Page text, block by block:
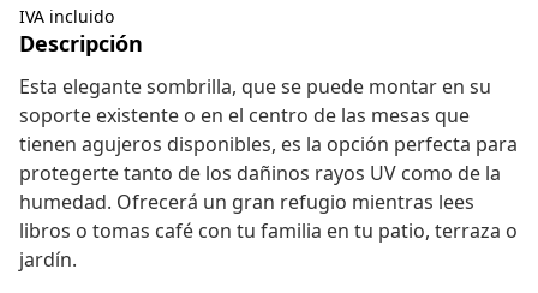
IVA incluido
Descripción
Esta elegante sombrilla, que se puede montar en su
soporte existente o en el centro de las mesas que
tienen agujeros disponibles, es la opción perfecta para
protegerte tanto de los dañinos rayos UV como de la
humedad. Ofrecerá un gran refugio mientras lees
libros o tomas café con tu familia en tu patio, terraza o
jardín.